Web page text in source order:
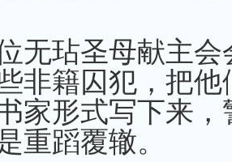
玷圣母献主会
非籍囚犯，把他
家形式写下来，
重蹈覆辙。